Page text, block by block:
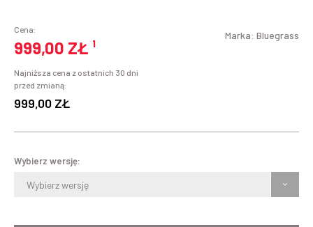
Cena:
999,00 ZŁ ¹
Najniższa cena z ostatnich 30 dni
przed zmianą:
999,00 ZŁ
Marka: Bluegrass
Wybierz wersję:
Wybierz wersję